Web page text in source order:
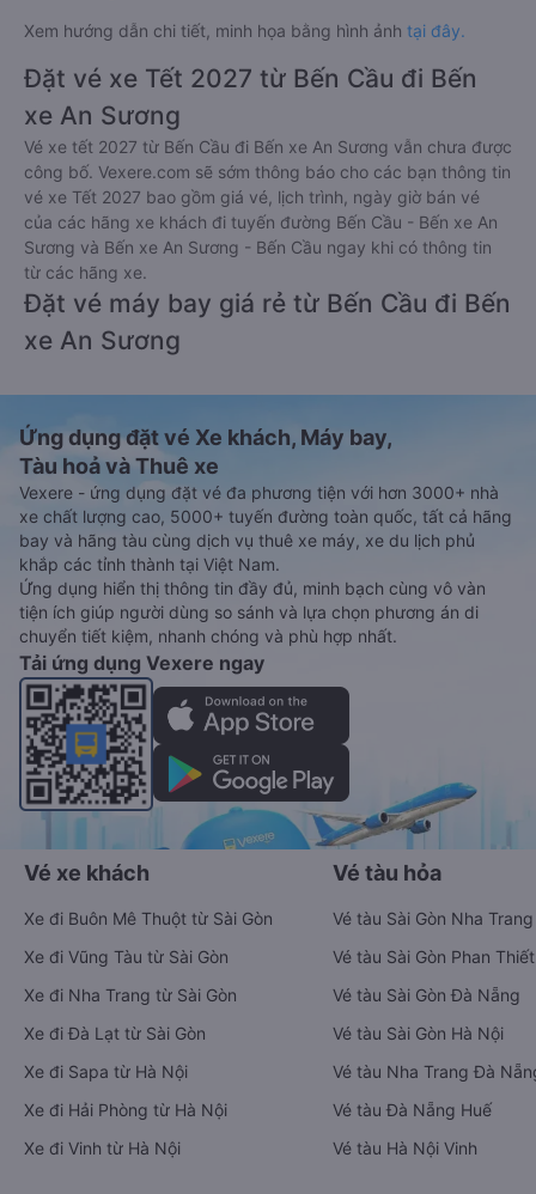
Xem hướng dẫn chi tiết, minh họa bằng hình ảnh tại đây.
Đặt vé xe Tết 2027 từ Bến Cầu đi Bến
xe An Sương
Vé xe tết 2027 từ Bến Cầu đi Bến xe An Sương vẫn chưa được
công bố. Vexere.com sẽ sớm thông báo cho các bạn thông tin
vé xe Tết 2027 bao gồm giá vé, lịch trình, ngày giờ bán vé
của các hãng xe khách đi tuyến đường Bến Cầu - Bến xe An
Sương và Bến xe An Sương - Bến Cầu ngay khi có thông tin
từ các hãng xe.
Đặt vé máy bay giá rẻ từ Bến Cầu đi Bến
xe An Sương
Ứng dụng đặt vé Xe khách, Máy bay,
Tàu hoả và Thuê xe
Vexere - ứng dụng đặt vé đa phương tiện với hơn 3000+ nhà
xe chất lượng cao, 5000+ tuyến đường toàn quốc, tất cả hãng
bay và hãng tàu cùng dịch vụ thuê xe máy, xe du lịch phủ
khắp các tỉnh thành tại Việt Nam.
Ứng dụng hiển thị thông tin đầy đủ, minh bạch cùng vô vàn
tiện ích giúp người dùng so sánh và lựa chọn phương án di
chuyển tiết kiệm, nhanh chóng và phù hợp nhất.
Tải ứng dụng Vexere ngay
Vé xe khách
Xe đi Buôn Mê Thuột từ Sài Gòn
Xe đi Vũng Tàu từ Sài Gòn
Xe đi Nha Trang từ Sài Gòn
Xe đi Đà Lạt từ Sài Gòn
Xe đi Sapa từ Hà Nội
Xe đi Hải Phòng từ Hà Nội
Xe đi Vinh từ Hà Nội
Vé tàu hỏa
Vé tàu Sài Gòn Nha Trang
Vé tàu Sài Gòn Phan Thiết
Vé tàu Sài Gòn Đà Nẵng
Vé tàu Sài Gòn Hà Nội
Vé tàu Nha Trang Đà
Vé tàu Đà Nẵng Huế
Vé tàu Hà Nội Vinh